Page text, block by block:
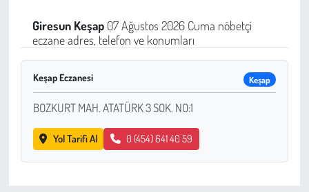
Giresun Keşap07 Ağustos 2026 Cuma nöbetçi
eczane adres, telefon ve konumları
Keşap Eczanesi Keşap
BOZKURT MAH. ATATÜRK 3 SOK. NO:1
Yol Tarifi Al 0 (454) 641 40 59
Sağlık
Kadın
Emek
Spor
Çocuk